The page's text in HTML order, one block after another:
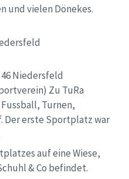
und vielen Dönekes.
46 Niedersfeld
Zu TuRa
Turnen,
Der erste Sportplatz war
auf eine Wiese,
& Co befindet.